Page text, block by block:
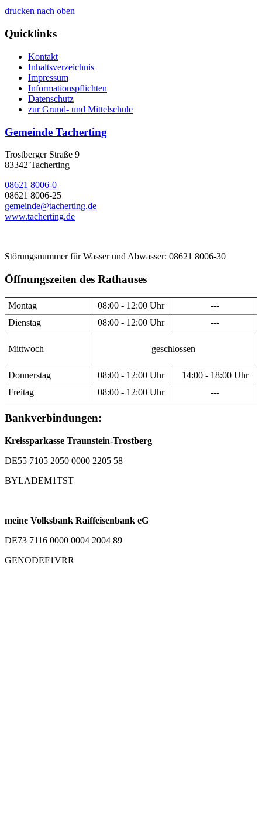
drucken nach oben
Quicklinks
Kontakt
Inhaltsverzeichnis
Impressum
Informationspflichten
Datenschutz
zur Grund- und Mittelschule
Gemeinde Tacherting
Trostberger Straße 9
83342 Tacherting
08621 8006-0
08621 8006-25
gemeinde@tacherting.de
www.tacherting.de
Störungsnummer für Wasser und Abwasser: 08621 8006-30
Öffnungszeiten des Rathauses
Montag 08:00 - 12:00 Uhr
---
Dienstag
08:00 - 12:00 Uhr ---
Mittwoch geschlossen
Donnerstag 08:00 - 12:00 Uhr
14:00 - 18:00 Uhr
Freitag
08:00 - 12:00 Uhr ---
Bankverbindungen:
Kreissparkasse Traunstein-Trostberg
DE55 7105 2050 0000 2205 58
BYLADEM1TST
meine Volksbank Raiffeisenbank eG
DE73 7116 0000 0004 2004 89
GENODEF1VRR